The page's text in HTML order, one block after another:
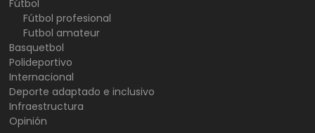
Fútbol
Fútbol profesional
Futbol amateur
Basquetbol
Polideportivo
Internacional
Deporte adaptado e inclusivo
Infraestructura
Opinión